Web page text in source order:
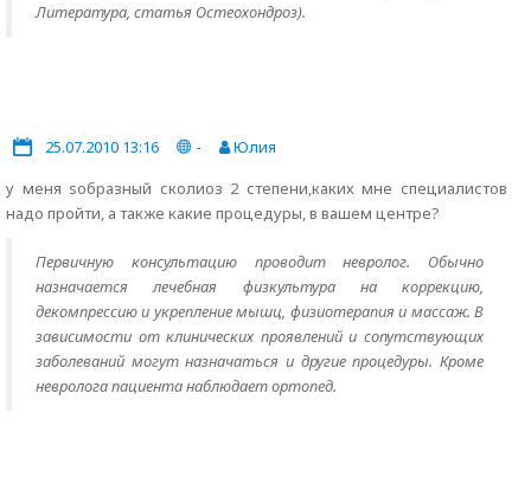
Литература, статья Остеохондроз).
25.07.2010 13:16 -
Юлия
у меня sобразный сколиоз 2 степени,каких мне специалистов
надо пройти, а также какие процедуры, в вашем центре?
Первичную консультацию проводит невролог. Обычно
назначается лечебная физкультура на коррекцию,
декомпрессию и укрепление мышц, физиотерапия и массаж. В
зависимости от клинических проявлений и сопутствующих
заболеваний могут назначаться и другие процедуры. Кроме
невролога пациента наблюдает ортопед.